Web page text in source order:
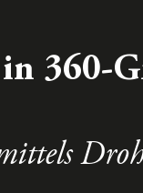
360-